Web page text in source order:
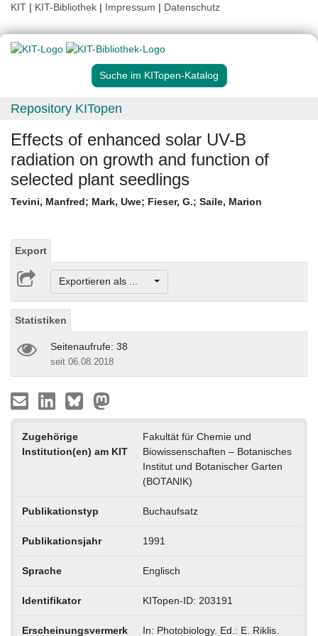
KIT | KIT-Bibliothek | Impressum | Datenschutz
Suche im KITopen-Katalog
Repository KITopen
Effects of enhanced solar UV-B
radiation on growth and function of
selected plant seedlings
Tevini, Manfred; Mark, Uwe; Fieser, G.; Saile, Marion
Export
Exportieren als ...
Statistiken
Seitenaufrufe: 38
seit 06.08.2018
Zugehörige
Institution(en) am KIT
Fakultät für Chemie und
Biowissenschaften – Botanisches
Institut und Botanischer Garten
(BOTANIK)
Publikationstyp Buchaufsatz
Publikationsjahr 1991
Sprache Englisch
Identifikator KITopen-ID: 203191
Erscheinungsvermerk In: Photobiology. Ed.: E. Riklis.